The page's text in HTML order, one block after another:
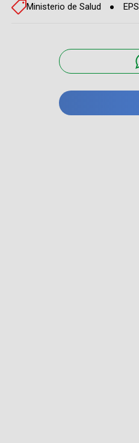
Ministerio de Salud EPS